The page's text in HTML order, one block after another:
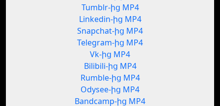
Tumblr-ից MP4
Linkedin-ից MP4
Snapchat-ից MP4
Telegram-ից MP4
Vk-ից MP4
Bilibili-ից MP4
Rumble-ից MP4
Odysee-ից MP4
Bandcamp-ից MP4